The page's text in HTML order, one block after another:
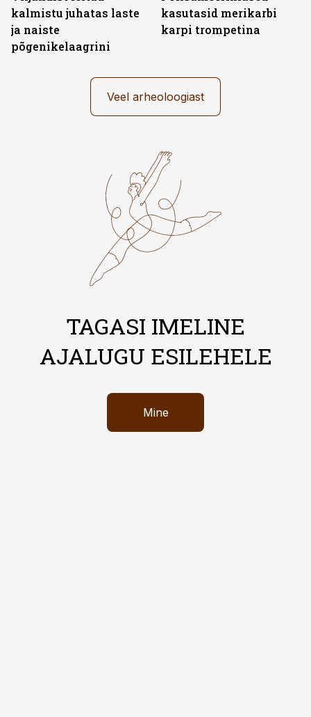
kalmistu juhatas laste
ja naiste
põgenikelaagrini
kasutasid merikarbi
karpi trompetina
Veel arheoloogiast
TAGASI IMELINE
AJALUGU ESILEHELE
Mine